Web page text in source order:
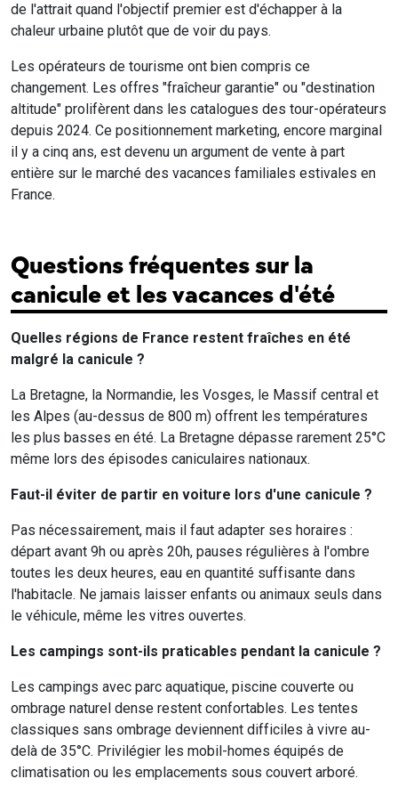
de l'attrait quand l'objectif premier est d'échapper à la
chaleur urbaine plutôt que de voir du pays.
Les opérateurs de tourisme ont bien compris ce
changement. Les offres "fraîcheur garantie" ou "destination
altitude" prolifèrent dans les catalogues des tour-opérateurs
depuis 2024. Ce positionnement marketing, encore marginal
il y a cinq ans, est devenu un argument de vente à part
entière sur le marché des vacances familiales estivales en
France.
Questions fréquentes sur la
canicule et les vacances d'été
Quelles régions de France restent fraîches en été
malgré la canicule ?
La Bretagne, la Normandie, les Vosges, le Massif central et
les Alpes (au-dessus de 800 m) offrent les températures
les plus basses en été. La Bretagne dépasse rarement 25°C
même lors des épisodes caniculaires nationaux.
Faut-il éviter de partir en voiture lors d'une canicule ?
Pas nécessairement, mais il faut adapter ses horaires :
départ avant 9h ou après 20h, pauses régulières à l'ombre
toutes les deux heures, eau en quantité suffisante dans
l'habitacle. Ne jamais laisser enfants ou animaux seuls dans
le véhicule, même les vitres ouvertes.
Les campings sont-ils praticables pendant la canicule ?
Les campings avec parc aquatique, piscine couverte ou
ombrage naturel dense restent confortables. Les tentes
classiques sans ombrage deviennent difficiles à vivre au-
delà de 35°C. Privilégier les mobil-homes équipés de
climatisation ou les emplacements sous couvert arboré.